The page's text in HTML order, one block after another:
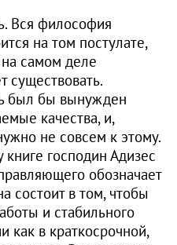
Вся философия
на том постулате,
на самом деле
существовать.
был бы вынужден
качества, и,
не совсем к этому.
господин Адизес
обозначает
состоит в том, чтобы
и стабильного
как в краткосрочной,